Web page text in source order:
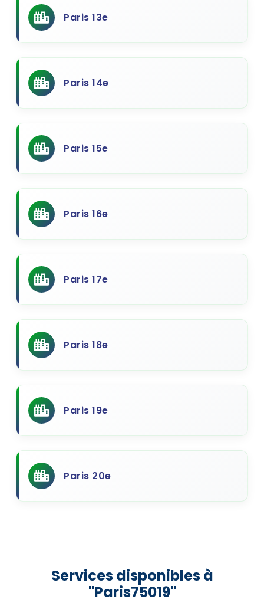
Paris 13e
Paris 14e
Paris 15e
Paris 16e
Paris 17e
Paris 18e
Paris 19e
Paris 20e
Services disponibles à
"Paris75019"